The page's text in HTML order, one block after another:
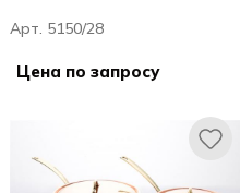
Арт. 5150/28
Цена по запросу